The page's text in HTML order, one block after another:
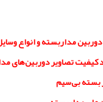
مداربسته و انواع
تصاویر دوربین‌های
بسته بی‌سیم